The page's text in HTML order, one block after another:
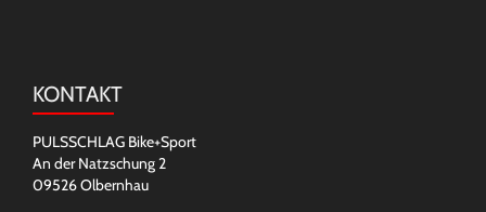
KONTAKT
PULSSCHLAG Bike+Sport
An der Natzschung 2
09526 Olbernhau